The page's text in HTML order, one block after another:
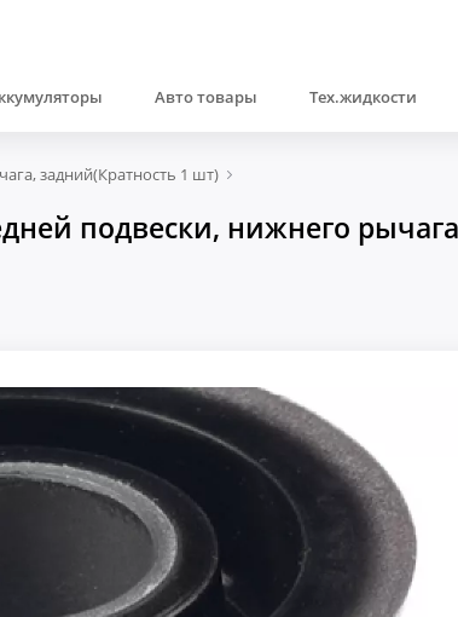
Авто товары Тех.жидкости
задний(Кратность 1 шт)
подвески, нижнего